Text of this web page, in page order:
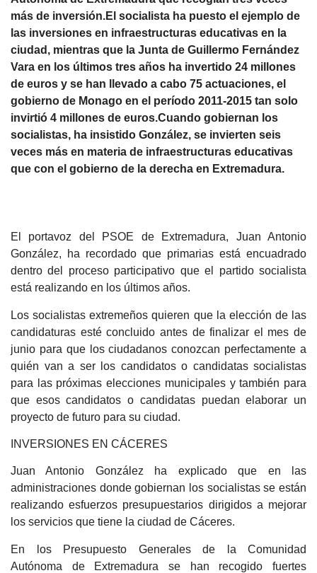
más de inversión.El socialista ha puesto el ejemplo de
las inversiones en infraestructuras educativas en la
ciudad, mientras que la Junta de Guillermo Fernández
Vara en los últimos tres años ha invertido 24 millones
de euros y se han llevado a cabo 75 actuaciones, el
gobierno de Monago en el período 2011-2015 tan solo
invirtió 4 millones de euros.Cuando gobiernan los
socialistas, ha insistido González, se invierten seis
veces más en materia de infraestructuras educativas
que con el gobierno de la derecha en Extremadura.
El portavoz del PSOE de Extremadura, Juan Antonio
González, ha recordado que primarias está encuadrado
dentro del proceso participativo que el partido socialista
está realizando en los últimos años.
Los socialistas extremeños quieren que la elección de las
candidaturas esté concluido antes de finalizar el mes de
junio para que los ciudadanos conozcan perfectamente a
quién van a ser los candidatos o candidatas socialistas
para las próximas elecciones municipales y también para
que esos candidatos o candidatas puedan elaborar un
proyecto de futuro para su ciudad.
INVERSIONES EN CÁCERES
Juan Antonio González ha explicado que en las
administraciones donde gobiernan los socialistas se están
realizando esfuerzos presupuestarios dirigidos a mejorar
los servicios que tiene la ciudad de Cáceres.
En los Presupuesto Generales de la Comunidad
Autónoma de Extremadura se han recogido fuertes